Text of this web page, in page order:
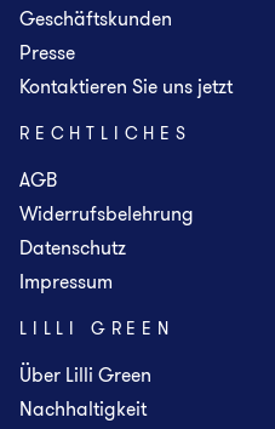
Geschäftskunden
Presse
Kontaktieren Sie uns jetzt
RECHTLICHES
AGB
Widerrufsbelehrung
Datenschutz
Impressum
LILLI GREEN
Über Lilli Green
Nachhaltigkeit